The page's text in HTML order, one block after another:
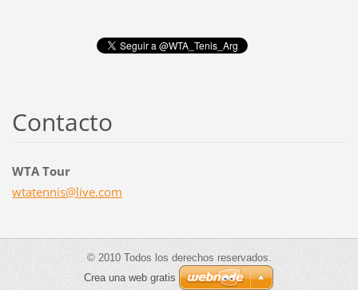
Contacto
WTA Tour
wtatennis@live.com
© 2010 Todos los derechos reservados.
Crea una web gratis